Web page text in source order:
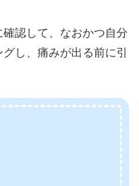
認して、なおかつ自分
し、痛みが出る前に引